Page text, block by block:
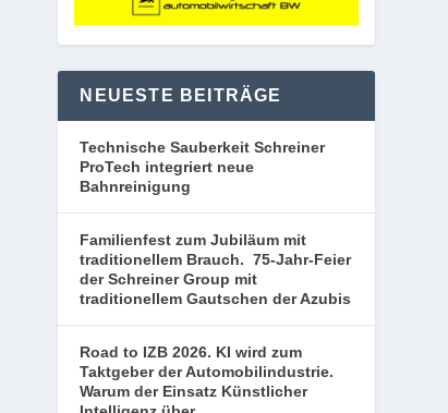
NEUESTE BEITRÄGE
Technische Sauberkeit Schreiner
ProTech integriert neue
Bahnreinigung
Familienfest zum Jubiläum mit
traditionellem Brauch. 75-Jahr-Feier
der Schreiner Group mit
traditionellem Gautschen der Azubis
Road to IZB 2026. KI wird zum
Taktgeber der Automobilindustrie.
Warum der Einsatz Künstlicher